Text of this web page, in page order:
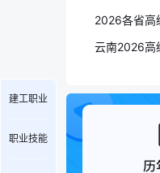
建工职业
职业技能